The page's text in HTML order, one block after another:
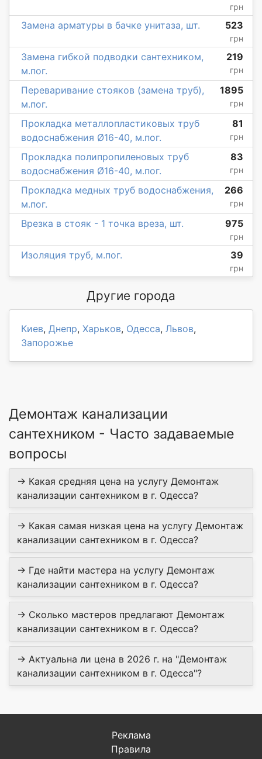
грн
Замена арматуры в бачке унитаза, шт. 523
грн
Замена гибкой подводки сантехником,
м.пог.
219
грн
Переваривание стояков (замена труб),
м.пог.
1895
грн
Прокладка металлопластиковых труб
водоснабжения Ø16-40, м.пог.
81
грн
Прокладка полипропиленовых труб
водоснабжения Ø16-40, м.пог.
83
грн
Прокладка медных труб водоснабжения,
м.пог.
266
грн
Врезка в стояк - 1 точка вреза, шт. 975
грн
Изоляция труб, м.пог. 39
грн
Другие города
Киев, Днепр, Харьков, Одесса, Львов,
Запорожье
Демонтаж канализации
сантехником - Часто задаваемые
вопросы
→ Какая средняя цена на услугу Демонтаж
канализации сантехником в г. Одесса?
→ Какая самая низкая цена на услугу Демонтаж
канализации сантехником в г. Одесса?
→ Где найти мастера на услугу Демонтаж
канализации сантехником в г. Одесса?
→ Сколько мастеров предлагают Демонтаж
канализации сантехником в г. Одесса?
→ Актуальна ли цена в 2026 г. на "Демонтаж
канализации сантехником в г. Одесса"?
Реклама
Правила